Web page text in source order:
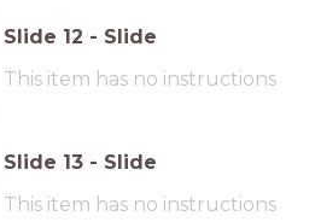
Slide 12 - Slide
This item has no instructions
Slide 13 - Slide
This item has no instructions